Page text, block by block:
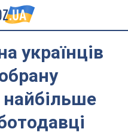
українців
найбільше